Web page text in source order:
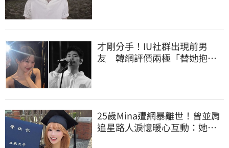
才剛分手！IU社群出現前男
友 韓網評價兩極「替她抱不
25歲Mina遭網暴離世！曾並肩
追星路人淚憶暖心互動：她真